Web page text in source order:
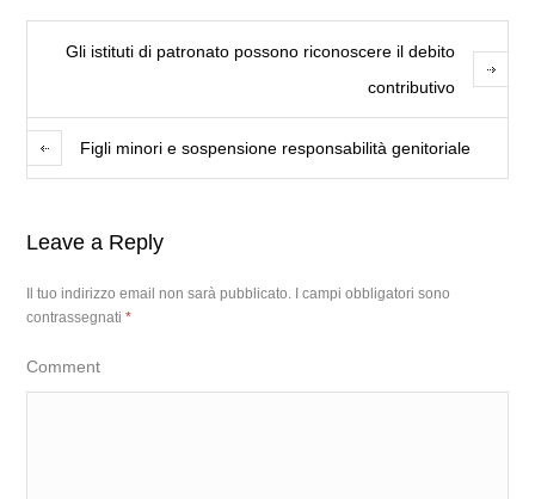
Gli istituti di patronato possono riconoscere il debito
contributivo
Figli minori e sospensione responsabilità genitoriale
Leave a Reply
Il tuo indirizzo email non sarà pubblicato.
I campi obbligatori sono
contrassegnati*
Comment